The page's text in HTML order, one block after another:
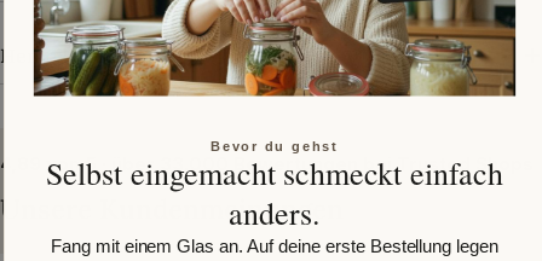
Herstellerangaben
4,89 von 5 · über 33.000 Bewertungen bei Trusted Shops
Unsere Kundenmeinungen
Bevor du gehst
Selbst eingemacht schmeckt einfach
anders.
Fang mit einem Glas an. Auf deine erste Bestellung legen